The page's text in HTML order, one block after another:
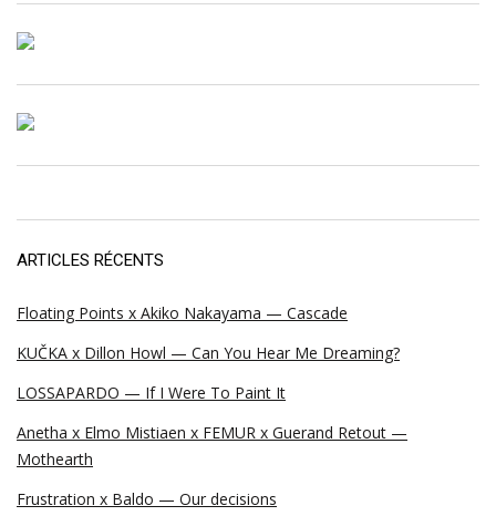
ARTICLES RÉCENTS
Floating Points x Akiko Nakayama — Cascade
KUČKA x Dillon Howl — Can You Hear Me Dreaming?
LOSSAPARDO — If I Were To Paint It
Anetha x Elmo Mistiaen x FEMUR x Guerand Retout —
Mothearth
Frustration x Baldo — Our decisions